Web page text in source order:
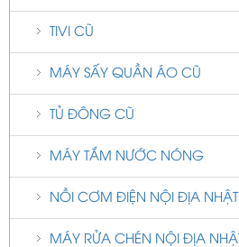
TIVI CŨ
MÁY SẤY QUẦN ÁO CŨ
TỦ ĐÔNG CŨ
MÁY TẮM NƯỚC NÓNG
NỒI CƠM ĐIỆN NỘI ĐỊA NHẬT
MÁY RỬA CHÉN NỘI ĐỊA NHẬT